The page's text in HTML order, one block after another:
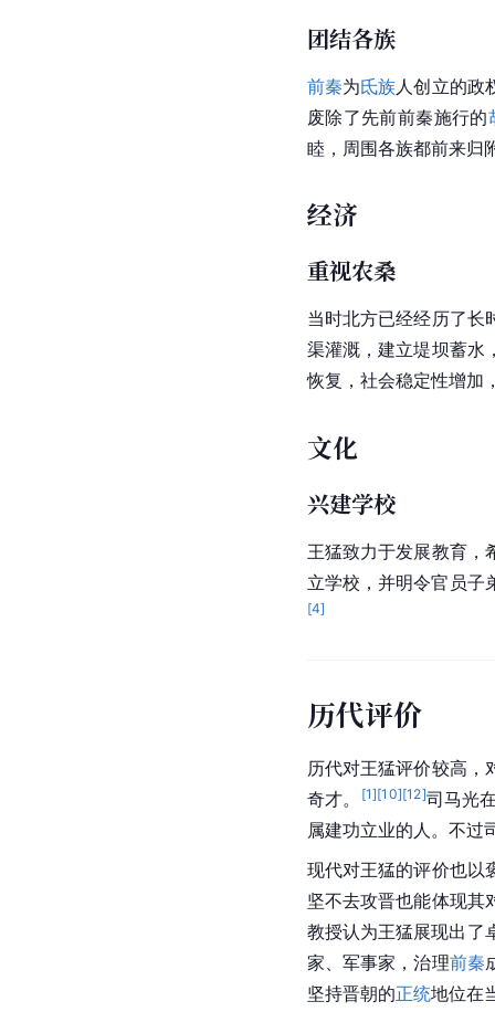
团结各族
前秦为氐族人创立的政
废除了先前前秦施行的
睦，周围各族都前来归
经济
重视农桑
当时北方已经经历了长
渠灌溉，建立堤坝蓄水
恢复，社会稳定性增加
文化
兴建学校
王猛致力于发展教育，
立学校，并明令官员子
[4]
历代评价
历代对王猛评价较高，
奇才。
[1][10][12]司马光
属建功立业的人。不过
现代对王猛的评价也以
坚不去攻晋也能体现其
教授认为王猛展现出了
家、军事家，治理前秦
坚持晋朝的正统地位在